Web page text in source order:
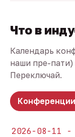
Что в
Календарь
наши пре-
Переключай.
Конференции
2026-08-11 -